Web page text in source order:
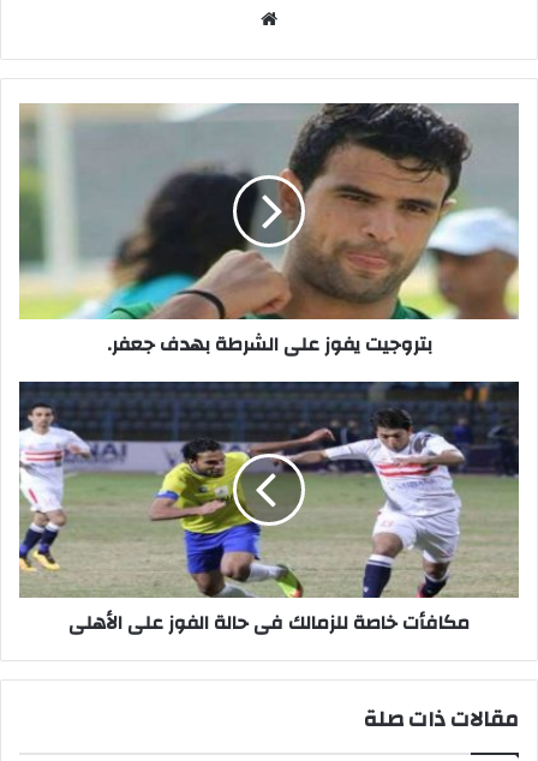
بهدف
جعفر.
بتروجيت يفوز على الشرطة بهدف جعفر.
مكافأت
خاصة
للزمالك
فى
حالة
الفوز
على
الأهلى
مكافأت خاصة للزمالك فى حالة الفوز على الأهلى
مقالات ذات صلة